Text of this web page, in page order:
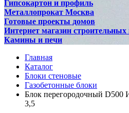
Гипсокартон и профиль
Металлопрокат Москва
Готовые проекты домов
Интернет магазин
Камины и печи
Главная
Каталог
Блоки стеновые
Газобетонные блоки
Блок перегородочный D500
3,5